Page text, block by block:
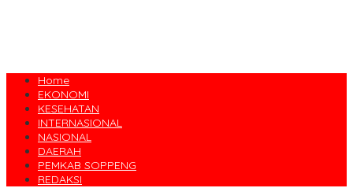
Home
EKONOMI
KESEHATAN
INTERNASIONAL
NASIONAL
DAERAH
PEMKAB SOPPENG
REDAKSI